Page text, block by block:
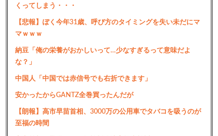
くってしまう・・・
【悲報】ぼく今年31歳、呼び方のタイミングを失い未だにマ
マｗｗｗ
納豆「俺の栄養がおかしいって…少なすぎるって意味だよ
な？」
中国人「中国では赤信号でも右折できます」
安かったからGANTZ全巻買ったんだが
【朗報】高市早苗首相、3000万の公用車でタバコを吸うのが
至福の時間